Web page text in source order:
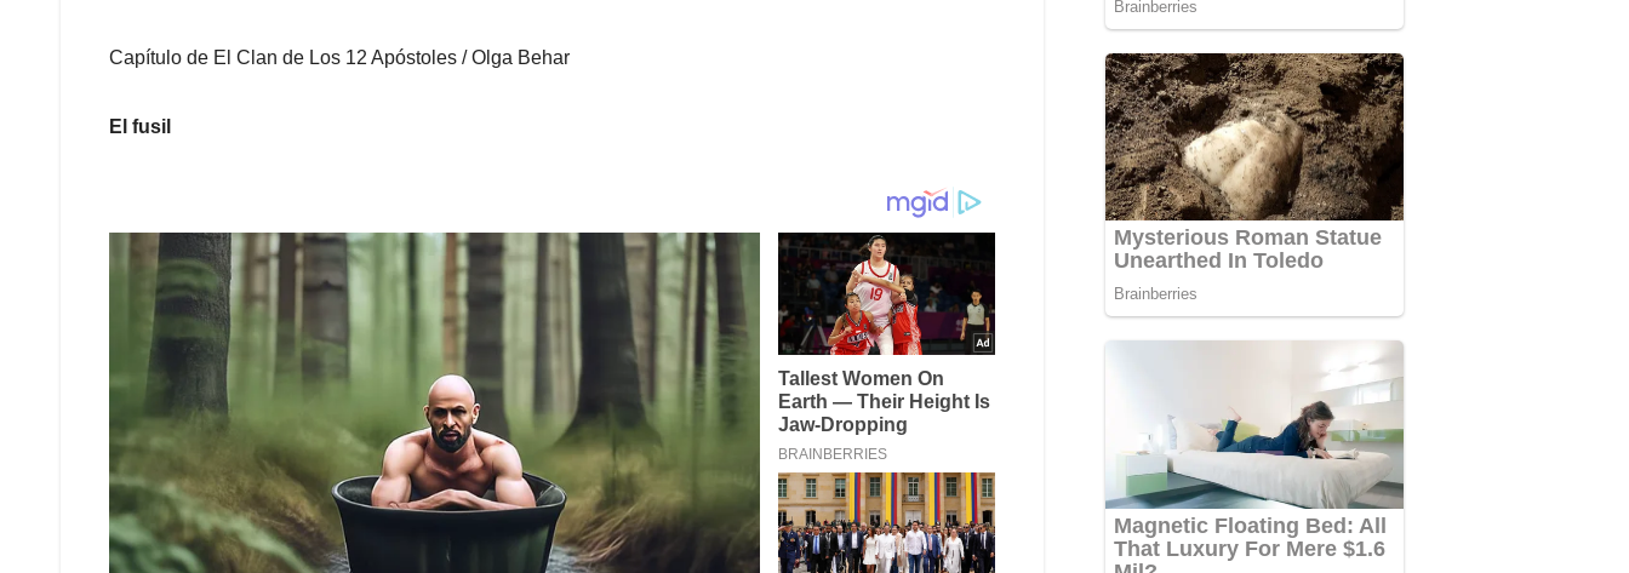
Capítulo de El Clan de Los 12 Apóstoles / Olga Behar
El fusil